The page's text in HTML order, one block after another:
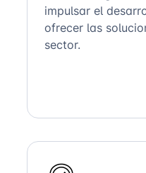
impulsar el
ofrecer las
sector.